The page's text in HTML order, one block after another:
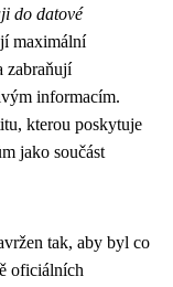
do datové
maximální
zabraňují
informacím.
kterou poskytuje
jako součást
tak, aby byl co
oficiálních